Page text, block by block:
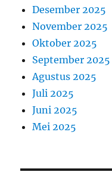
Desember 2025
November 2025
Oktober 2025
September 2025
Agustus 2025
Juli 2025
Juni 2025
Mei 2025